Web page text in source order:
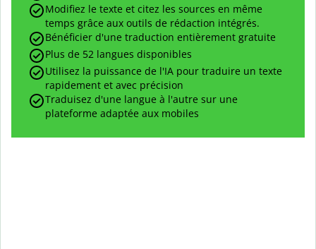
Modifiez le texte et citez les sources en même
temps grâce aux outils de rédaction intégrés.
Bénéficier d'une traduction entièrement gratuite
Plus de 52 langues disponibles
Utilisez la puissance de l'IA pour traduire un texte
rapidement et avec précision
Traduisez d'une langue à l'autre sur une
plateforme adaptée aux mobiles